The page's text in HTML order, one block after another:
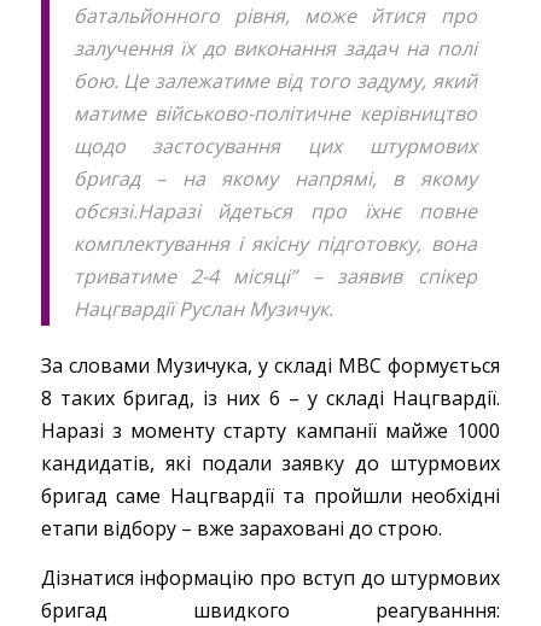
батальйонного рівня, може йтися про
залучення їх до виконання задач на полі
бою. Це залежатиме від того задуму, який
матиме військово-політичне керівництво
щодо застосування цих штурмових
бригад – на якому напрямі, в якому
обсязі.Наразі йдеться про їхнє повне
комплектування і якісну підготовку, вона
триватиме 2-4 місяці” – заявив спікер
Нацгвардії Руслан Музичук.
За словами Музичука, у складі МВС формується
8 таких бригад, із них 6 – у складі Нацгвардії.
Наразі з моменту старту кампанії майже 1000
кандидатів, які подали заявку до штурмових
бригад саме Нацгвардії та пройшли необхідні
етапи відбору – вже зараховані до строю.
Дізнатися інформацію про вступ до штурмових
бригад швидкого реагуванння: